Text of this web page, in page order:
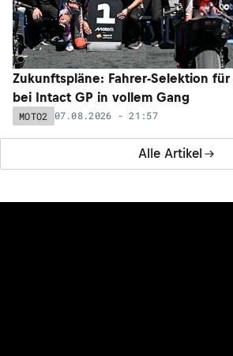
Alle Artikel
Zukunftspläne: Fahrer-Selektion für
bei Intact GP in vollem Gang
MOTO2 07.08.2026 - 21:57